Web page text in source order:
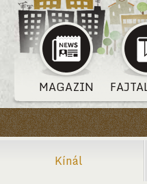
MAGAZIN
Kínál